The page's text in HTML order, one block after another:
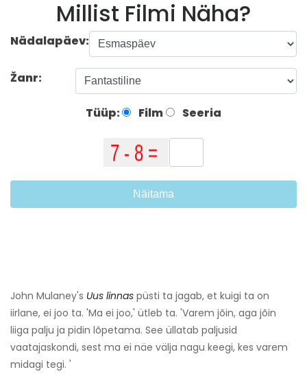
Millist Filmi Näha?
Nädalapäev:
Žanr:
Tüüp: Film Seeria
Näitama
John Mulaney's Uus linnas püsti ta jagab, et kuigi ta on
iirlane, ei joo ta. 'Ma ei joo,' ütleb ta. 'Varem jõin, aga jõin
liiga palju ja pidin lõpetama. See üllatab paljusid
vaatajaskondi, sest ma ei näe välja nagu keegi, kes varem
midagi tegi. '